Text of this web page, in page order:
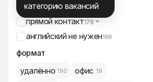
HireHi вакансии0
прямой контакт178
английский не нужен166
формат
удалённо 190 офис 19
категорию вакансий